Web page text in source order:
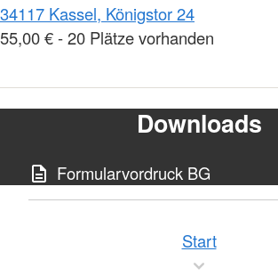
34117 Kassel, Königstor 24
55,00 € - 20 Plätze vorhanden
Downloads
Formularvordruck BG
Start